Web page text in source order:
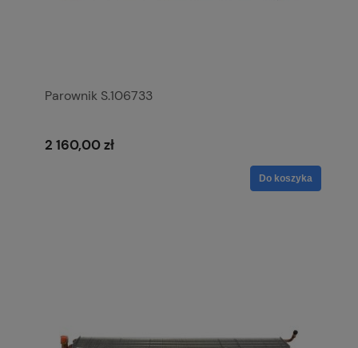
Parownik S.106733
2 160,00 zł
Do koszyka